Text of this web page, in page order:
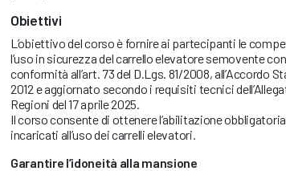
Obiettivi
L’obiettivo del corso è fornire ai partecipanti le
l’uso in sicurezza del carrello elevatore semovente
conformità all’art. 73 del D.Lgs. 81/2008, all’Accordo
2012 e aggiornato secondo i requisiti tecnici
Regioni del 17 aprile 2025.
Il corso consente di ottenere l’abilitazione
incaricati all’uso dei carrelli elevatori.
Garantire l’idoneità alla mansione